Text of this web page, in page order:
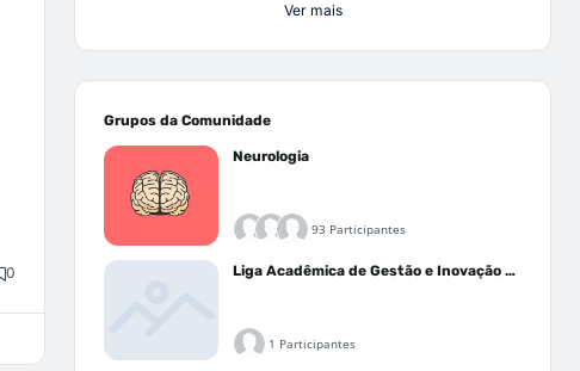
0
Ver mais
Grupos da Comunidade
Neurologia
93 Participantes
Liga Acadêmica de Gestão e Inovação Médica - LAGIM
1 Participantes